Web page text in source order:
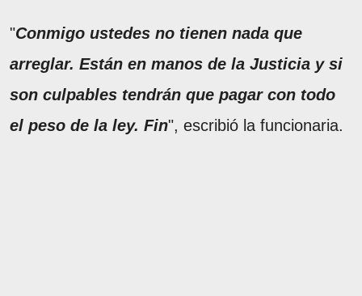
"Conmigo ustedes no tienen nada que
arreglar. Están en manos de la Justicia y si
son culpables tendrán que pagar con todo
el peso de la ley. Fin", escribió la funcionaria.